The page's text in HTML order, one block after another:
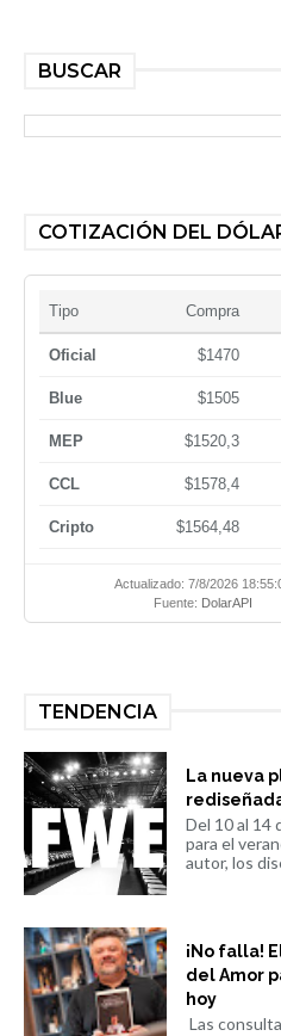
BUSCAR
COTIZACIÓN DEL
Tipo Compra
Oficial $1470
Blue $1505
MEP $1520,3
CCL $1578,4
Cripto $1564,48
Actualizado: 7/8/2026
Fuente: DolarAPI
TENDENCIA
La nueva
Del 10 al 14
para el
autor, los
¡No falla!
del Amor
hoy
Las